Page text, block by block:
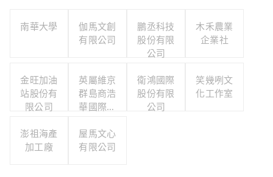
南華大學
伽馬文創
有限公司
鵬丞科技
股份有限
公司
木禾農業
企業社
金旺加油
站股份有
限公司
英屬維京
群島商浩
華國際人
份有限公
司台灣分
衛鴻國際
股份有限
公司
笑幾咧文
化工作室
澎祖海產
加工廠
屋馬文心
有限公司